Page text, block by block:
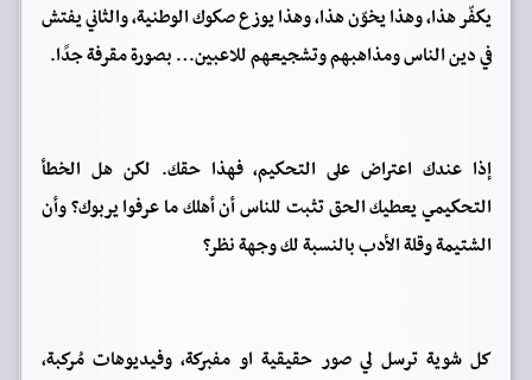
يكفّر هذا، وهذا يخوّن هذا، وهذا يوزع صكوك الوطنية، والثاني يفتش
في دين الناس ومذاهبهم وتشجيعهم للاعبين… بصورة مقرفة جدًا.
إذا عندك اعتراض على التحكيم، فهذا حقك. لكن هل الخطأ
التحكيمي يعطيك الحق تثبت للناس أن أهلك ما عرفوا يربوك؟ وأن
الشتيمة وقلة الأدب بالنسبة لك وجهة نظر؟
كل شوية ترسل لي صور حقيقية او مفبركة، وفيديوهات مُركبة،